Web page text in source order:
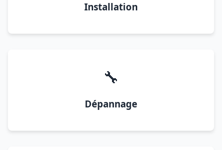
Installation
🔧
Dépannage